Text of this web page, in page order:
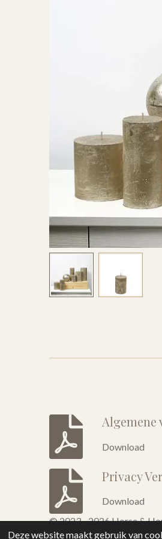
Deze website maakt gebruik van
Algemene
Download
Privacy
Download
© 2023 - 2026 Horse &